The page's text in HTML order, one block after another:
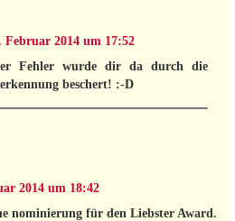
Februar 2014 um 17:52
Fehler wurde dir da durch die
beschert! :-D
2014 um 18:42
nominierung für den Liebster Award.